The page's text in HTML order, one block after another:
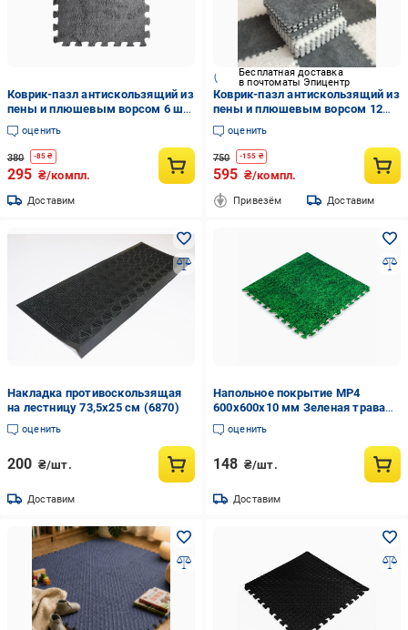
Коврик-пазл антискользящий из
пены и плюшевым ворсом 6 шт.
30х30 см Grey
оценить
380 -85 ₴
295 ₴/компл.
Доставим
Бесплатная доставка
в почтоматы Эпицентр
Коврик-пазл антискользящий из
пены и плюшевым ворсом 12
шт. 30х30 см 6/6 шт. Grey/White
оценить
750 -155 ₴
595 ₴/компл.
Привезём Доставим
Накладка противоскользящая
на лестницу 73,5x25 см (6870)
оценить
200 ₴/шт.
Доставим
Напольное покрытие МР4
600x600x10 мм Зеленая трава
(SW-00000153)
оценить
148 ₴/шт.
Доставим